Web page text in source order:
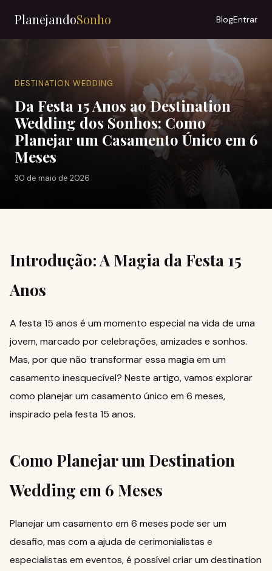
PlanejandoSonho BlogEntrar
DESTINATION WEDDING
Da Festa 15 Anos ao Destination
Wedding dos Sonhos: Como
Planejar um Casamento Único em 6
Meses
30 de maio de 2026
Introdução: A Magia da Festa 15
Anos
A festa 15 anos é um momento especial na vida de uma
jovem, marcado por celebrações, amizades e sonhos.
Mas, por que não transformar essa magia em um
casamento inesquecível? Neste artigo, vamos explorar
como planejar um casamento único em 6 meses,
inspirado pela festa 15 anos.
Como Planejar um Destination
Wedding em 6 Meses
Planejar um casamento em 6 meses pode ser um
desafio, mas com a ajuda de cerimonialistas e
especialistas em eventos, é possível criar um destination